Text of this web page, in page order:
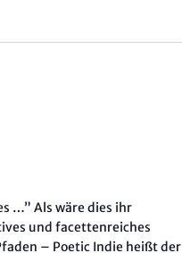
…” Als wäre dies ihr
und facettenreiches
– Poetic Indie heißt der